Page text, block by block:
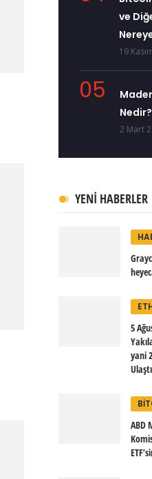
ve
19
05
Nedir?
2 Mart
YENI HABERLER
5
yani
Ulaştı
ABD